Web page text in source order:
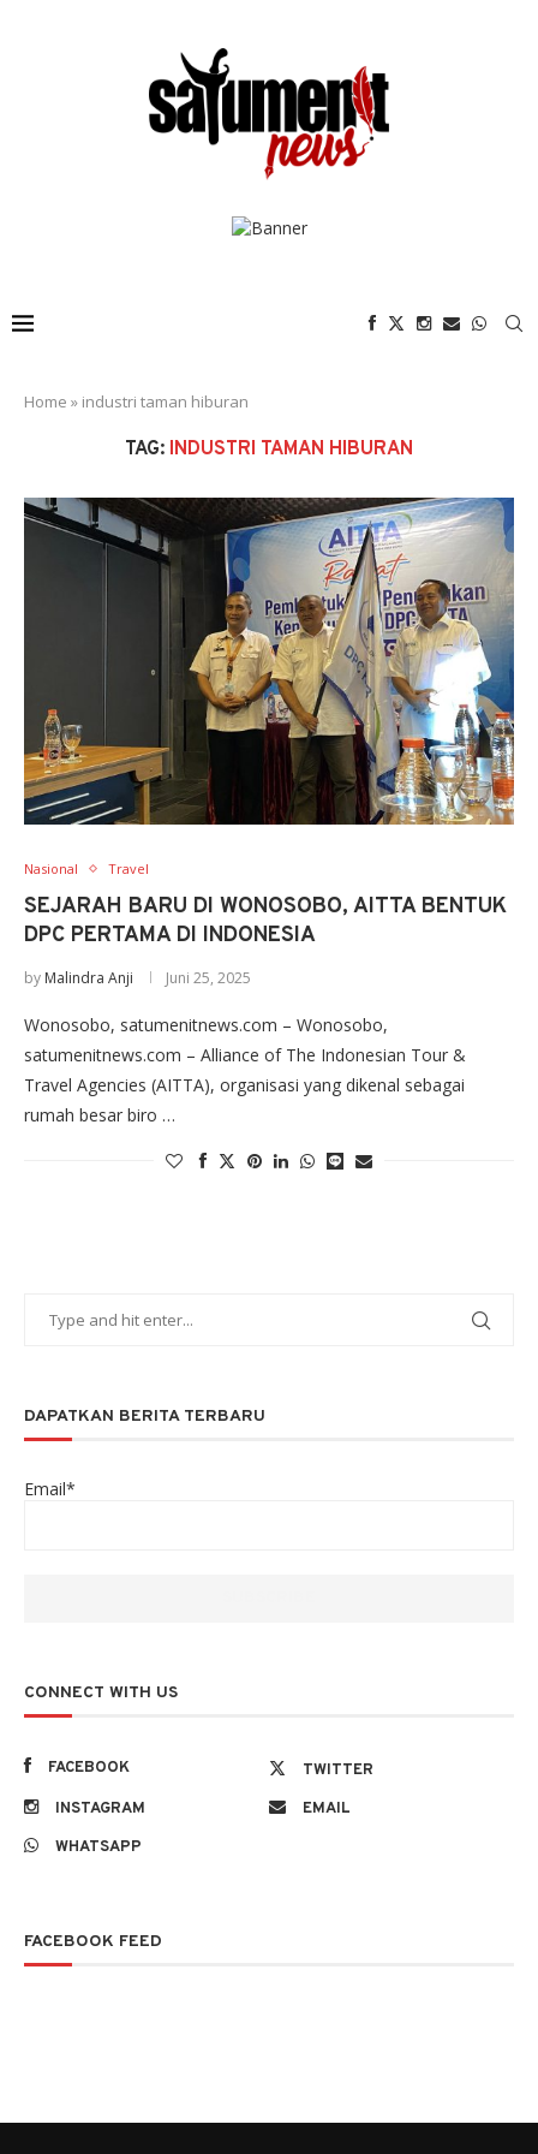
Home » industri taman hiburan
TAG: INDUSTRI TAMAN HIBURAN
Nasional Travel
SEJARAH BARU DI WONOSOBO, AITTA BENTUK
DPC PERTAMA DI INDONESIA
by Malindra Anji Juni 25, 2025
Wonosobo, satumenitnews.com – Wonosobo,
satumenitnews.com – Alliance of The Indonesian Tour &
Travel Agencies (AITTA), organisasi yang dikenal sebagai
rumah besar biro …
DAPATKAN BERITA TERBARU
Email*
CONNECT WITH US
FACEBOOK
TWITTER
INSTAGRAM
EMAIL
WHATSAPP
FACEBOOK FEED